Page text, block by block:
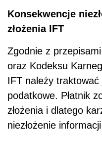
Konsekwencje
złożenia IFT
Zgodnie z
oraz Kodeksu
IFT należy
podatkowe. Płatnik
złożenia i dlatego
niezłożenie